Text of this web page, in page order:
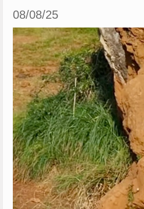
08/08/25